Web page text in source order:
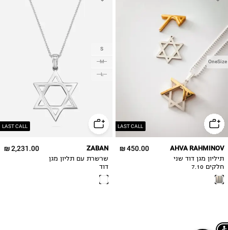
LAST CALL
OneSize
450.00 ₪ AHVA RAHMINOV
תיליון מגן דוד שני
חלקים 7.10
LAST CALL
S
M
L
2,231.00 ₪ ZABAN
שרשרת עם תליון מגן
דוד